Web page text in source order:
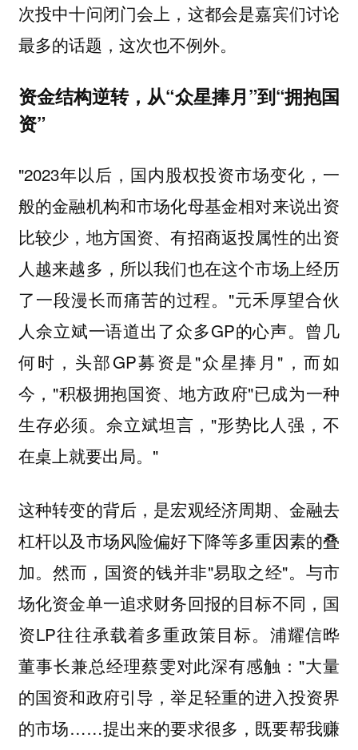
次投中十问闭门会上，这都会是嘉宾们讨论
最多的话题，这次也不例外。
资金结构逆转，从“众星捧月”到“拥抱国
资”
"2023年以后，国内股权投资市场变化，一
般的金融机构和市场化母基金相对来说出资
比较少，地方国资、有招商返投属性的出资
人越来越多，所以我们也在这个市场上经历
了一段漫长而痛苦的过程。"元禾厚望合伙
人佘立斌一语道出了众多GP的心声。曾几
何时，头部GP募资是"众星捧月"，而如
今，"积极拥抱国资、地方政府"已成为一种
生存必须。佘立斌坦言，"形势比人强，不
在桌上就要出局。"
这种转变的背后，是宏观经济周期、金融去
杠杆以及市场风险偏好下降等多重因素的叠
加。然而，国资的钱并非"易取之经"。与市
场化资金单一追求财务回报的目标不同，国
资LP往往承载着多重政策目标。 浦耀信晔
董事长兼总经理蔡雯对此深有感触："大量
的国资和政府引导，举足轻重的进入投资界
的市场……提出来的要求很多，既要帮我赚